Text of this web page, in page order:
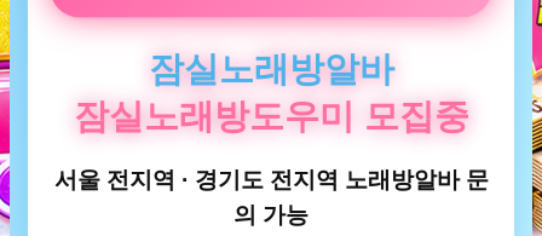
잠실노래방알바
잠실노래방도우미 모집중
서울 전지역 · 경기도 전지역 노래방알바 문
의 가능